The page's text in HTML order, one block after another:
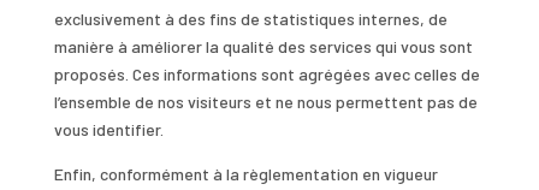
exclusivement à des fins de statistiques internes, de
manière à améliorer la qualité des services qui vous sont
proposés. Ces informations sont agrégées avec celles de
l’ensemble de nos visiteurs et ne nous permettent pas de
vous identifier.
Enfin, conformément à la règlementation en vigueur